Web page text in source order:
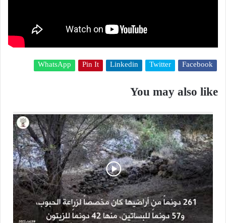
Facebook
Twitter
Linkedin
Pin It
WhatsApp
You may also like